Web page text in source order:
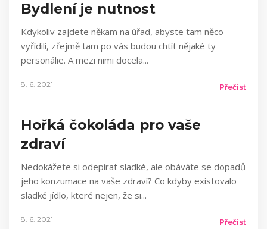
Bydlení je nutnost
Kdykoliv zajdete někam na úřad, abyste tam něco
vyřídili, zřejmě tam po vás budou chtít nějaké ty
personálie. A mezi nimi docela
Přečíst
8. 6. 2021
Hořká čokoláda pro vaše
zdraví
Nedokážete si odepírat sladké, ale obáváte se dopadů
jeho konzumace na vaše zdraví? Co kdyby existovalo
sladké jídlo, které nejen, že si
Přečíst
8. 6. 2021